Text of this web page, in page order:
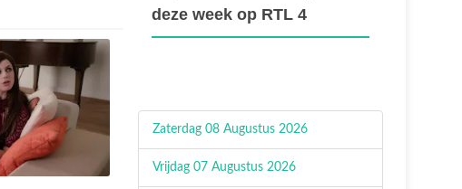
deze week op RTL 4
Zaterdag 08 Augustus 2026
Vrijdag 07 Augustus 2026